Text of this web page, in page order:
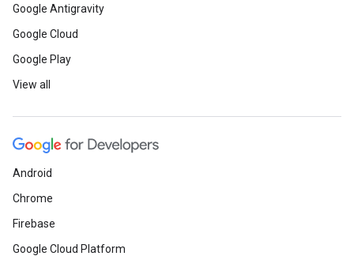
Google Antigravity
Google Cloud
Google Play
View all
Android
Chrome
Firebase
Google Cloud Platform